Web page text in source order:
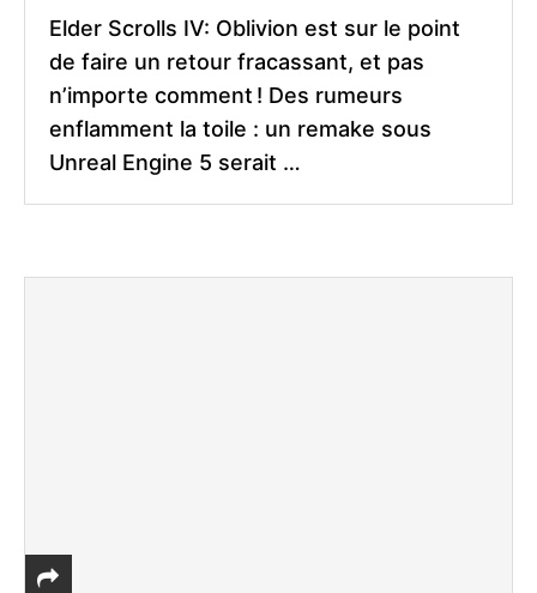
Elder Scrolls IV: Oblivion est sur le point
de faire un retour fracassant, et pas
n’importe comment ! Des rumeurs
enflamment la toile : un remake sous
Unreal Engine 5 serait …